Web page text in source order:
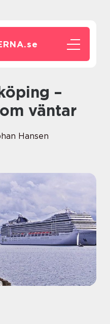
se
väntar
Hansen